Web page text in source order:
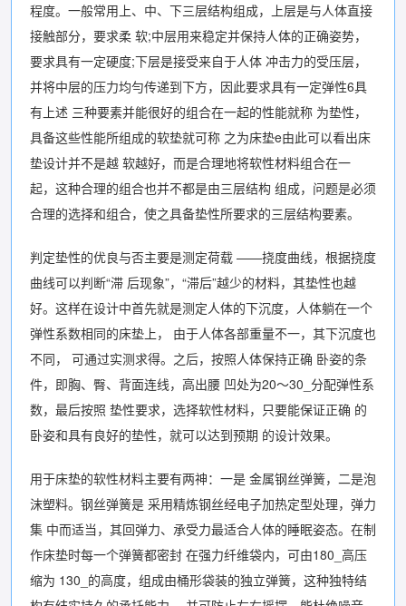
程度。一般常用上、中、下三层结构组成，上层是与人体直接
接触部分，要求柔 软;中层用来稳定并保持人体的正确姿势，
要求具有一定硬度;下层是接受来自于人体 冲击力的受压层，
并将中层的压力均勻传递到下方，因此要求具有一定弹性6具
有上述 三种要素并能很好的组合在一起的性能就称 为垫性，
具备这些性能所组成的软垫就可称 之为床垫e由此可以看出床
垫设计并不是越 软越好，而是合理地将软性材料组合在一
起，这种合理的组合也并不都是由三层结构 组成，问题是必须
合理的选择和组合，使之具备垫性所要求的三层结构要素。
判定垫性的优良与否主要是测定荷载 ——挠度曲线，根据挠度
曲线可以判断“滞 后现象”，“滞后”越少的材料，其垫性也越
好。这样在设计中首先就是测定人体的下沉度，人体躺在一个
弹性系数相同的床垫上， 由于人体各部重量不一，其下沉度也
不同， 可通过实测求得。之后，按照人体保持正确 卧姿的条
件，即胸、臀、背面连线，高出腰 凹处为20〜30_分配弹性系
数，最后按照 垫性要求，选择软性材料，只要能保证正确 的
卧姿和具有良好的垫性，就可以达到预期 的设计效果。
用于床垫的软性材料主要有两神：一是 金属钢丝弹簧，二是泡
沫塑料。钢丝弹簧是 采用精炼钢丝经电子加热定型处理，弹力
集 中而适当，其回弹力、承受力最适合人体的睡眠姿态。在制
作床垫时每一个弹簧都密封 在强力纤维袋内，可由180_高压
缩为 130_的高度，组成由桶形袋装的独立弹簧，这种独特结